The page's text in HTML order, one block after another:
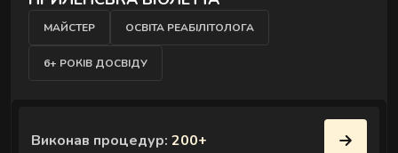
МАЙСТЕР ОСВІТА РЕАБІЛІТОЛОГА
6+ РОКІВ ДОСВІДУ
Виконав процедур: 200+
Комплексні процедури для глибокого